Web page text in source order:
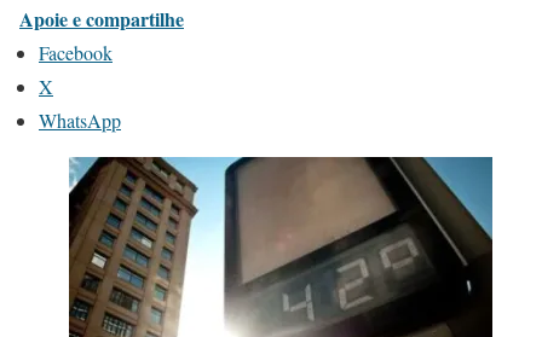
Apoie e compartilhe
Facebook
X
WhatsApp